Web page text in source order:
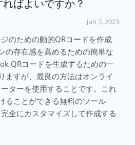
ばよいですか？
Jun 7, 2023
のための動的QRコードを作成
の存在感を高めるための簡単な
QRコードを生成するための一
ますが、最良の方法はオンライ
ターを使用することです。これ
ることができる無料のツール
全にカスタマイズして作成する